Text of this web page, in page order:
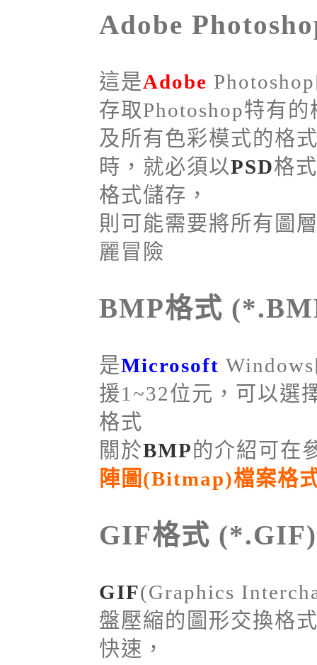
Adobe
這是Adobe
存取Photoshop特有
及所有色彩模式的格
時，就必須以PSD格
格式儲存，
則可能需要將所有圖
麗冒險
BMP格式
是Microsoft
援1~32位元，可以選
格式
關於BMP的介紹可在
陣圖(Bitmap)檔案格
GIF格式 (*.GIF)
GIF(Graphics
盤壓縮的圖形交換格
快速，